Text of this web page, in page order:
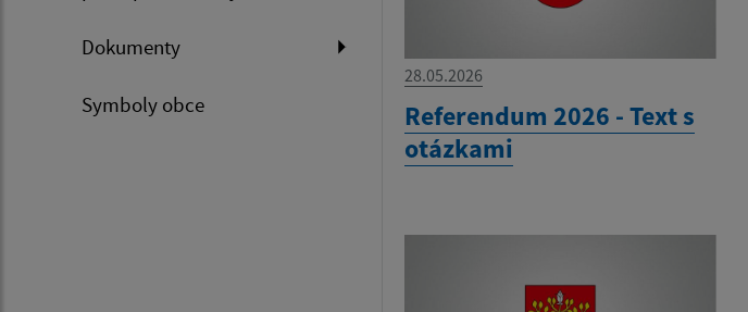
Dokumenty
Symboly obce
28.05.2026
Referendum 2026 - Text s
otázkami